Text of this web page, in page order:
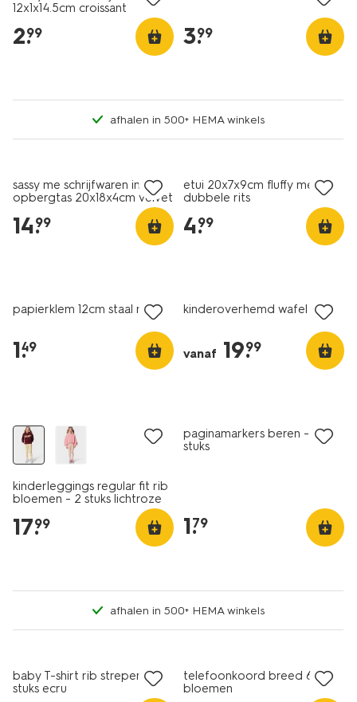
12x1x14.5cm croissant
2.
99 3.
99
afhalen in 500+ HEMA winkels
sassy me schrijfwaren in
opbergtas 20x18x4cm velvet
14.
99
etui 20x7x9cm fluffy met
dubbele rits
4.
99
papierklem 12cm staal roze
1.
49
kinderoverhemd wafel ecru
vanaf 19.
99
kinderleggings regular fit rib
bloemen - 2 stuks lichtroze
17.
99
paginamarkers beren - 120
stuks
1.
79
afhalen in 500+ HEMA winkels
baby T-shirt rib strepen - 2
stuks ecru
telefoonkoord breed 68cm
bloemen